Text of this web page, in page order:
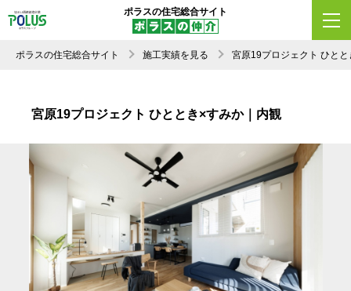
ポラスの住宅総合サイト
ポラスの住宅総合サイト 施工実績を見る 宮原19プロジェクト ひと
宮原19プロジェクト ひととき×すみか｜内観